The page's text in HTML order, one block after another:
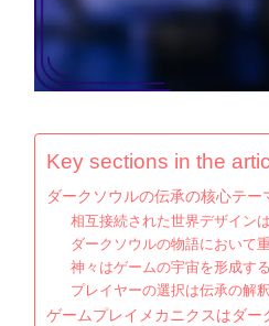
Key sections in the
ダークソウルの伝承の核心テー
相互接続された世界デザイン
ダークソウルの物語において
神々はゲームの宇宙を形成す
プレイヤーの選択は伝承の解
ゲームプレイメカニクスはダー